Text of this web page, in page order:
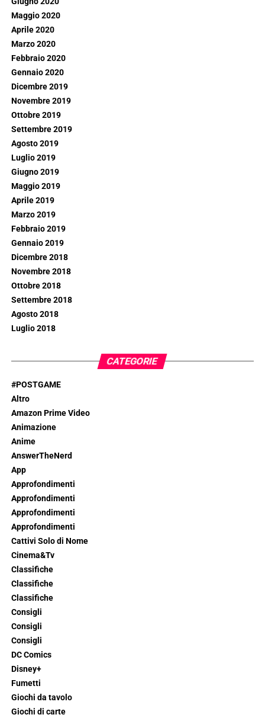
Maggio 2020
Aprile 2020
Marzo 2020
Febbraio 2020
Gennaio 2020
Dicembre 2019
Novembre 2019
Ottobre 2019
Settembre 2019
Agosto 2019
Luglio 2019
Giugno 2019
Maggio 2019
Aprile 2019
Marzo 2019
Febbraio 2019
Gennaio 2019
Dicembre 2018
Novembre 2018
Ottobre 2018
Settembre 2018
Agosto 2018
Luglio 2018
CATEGORIE
#POSTGAME
Altro
Amazon Prime Video
Animazione
Anime
AnswerTheNerd
App
Approfondimenti
Approfondimenti
Approfondimenti
Approfondimenti
Cattivi Solo di Nome
Cinema&Tv
Classifiche
Classifiche
Classifiche
Consigli
Consigli
Consigli
DC Comics
Disney+
Fumetti
Giochi da tavolo
Giochi di carte